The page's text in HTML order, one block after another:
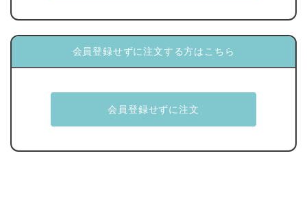
会員登録せずに注文する方はこちら